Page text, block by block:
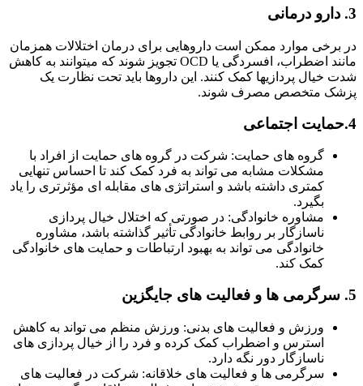
موارد ممکن است داروهایی برای درمان اختلالات همزمان
مانند اضطراب، افسردگی یا OCD تجویز شوند که میتوانند به کاهش
خیال پردازیها کمک کنند. این داروها باید تحت نظارت یک
متخصص مصرف شوند.
گروه های حمایت: شرکت در گروه های حمایت از افراد با
مشکلات مشابه می تواند به فرد کمک کند تا احساس تنهایی
کمتری داشته باشد و استراتژی های مقابله ای مؤثرتری را یاد
بگیرد.
مشاوره خانوادگی: در صورتی که اختلال خیال پردازی
ناسازگار بر روابط خانوادگی تأثیر گذاشته باشد، مشاوره
خانوادگی می تواند به بهبود ارتباطات و حمایت های خانوادگی
کمک کند.
ورزش و فعالیت های بدنی: ورزش منظم می تواند به کاهش
استرس و اضطراب کمک کرده و فرد را از خیال پردازی های
ناسازگار دور نگه دارد.
سرگرمی ها و فعالیت های خلاقانه: شرکت در فعالیت های